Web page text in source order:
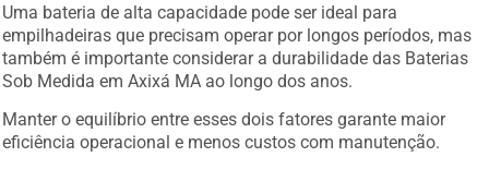
Uma bateria de alta capacidade pode ser ideal para
empilhadeiras que precisam operar por longos períodos, mas
também é importante considerar a durabilidade das Baterias
Sob Medida em Axixá MA ao longo dos anos.
Manter o equilíbrio entre esses dois fatores garante maior
eficiência operacional e menos custos com manutenção.